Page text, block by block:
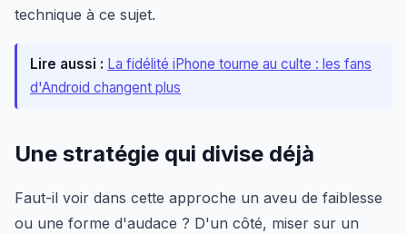
technique à ce sujet.
Lire aussi : La fidélité iPhone tourne au culte : les fans
d'Android changent plus
Une stratégie qui divise déjà
Faut-il voir dans cette approche un aveu de faiblesse
ou une forme d'audace ? D'un côté, miser sur un